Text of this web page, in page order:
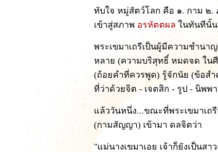
ทับใจ หมู่สัตว์โลก คือ ๑. กาม ๒
เข้าสู่สภาพ อรหัตตผล ในทันทีนั้น
พระเขมาเถรีเป็นผู้มีความชำน
หลาย (ความบริสุทธิ์ หมดจด ใน
(ถ้อยคำที่ควรพูด) รู้จักนัย (ข้อส
ที่ว่าด้วยจิต - เจตสิก - รูป - นิพพ
แล้ววันหนึ่ง...ขณะที่พระเขมาเถ
(กามสัญญา) เข้ามา ดลจิตว่า
"แม่นางเขมาเอย เจ้าก็ยังเป็นส